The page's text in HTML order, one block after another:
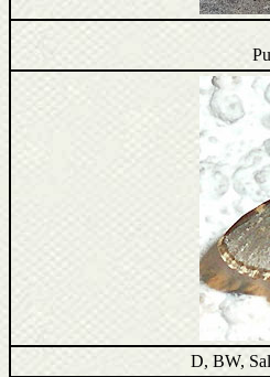
D, BW,